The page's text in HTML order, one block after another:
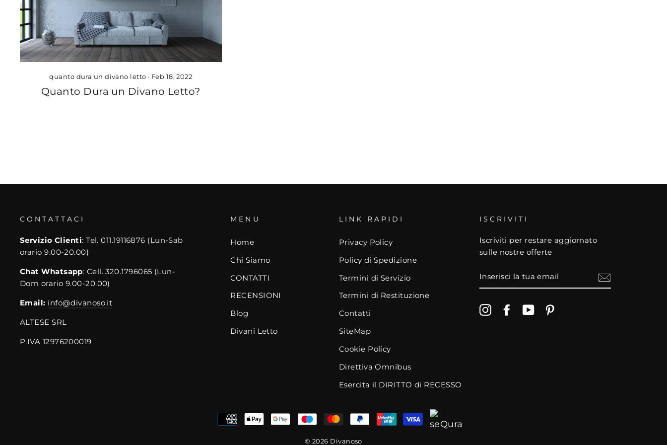
quanto dura un divano letto · Feb 18, 2022
Quanto Dura un Divano Letto?
CONTATTACI
Servizio Clienti: Tel. 011.19116876 (Lun-Sab
orario 9.00-20.00)
Chat Whatsapp: Cell. 320.1796065 (Lun-
Dom orario 9.00-20.00)
Email: info@divanoso.it
ALTESE SRL
P.IVA 12976200019
MENU
Home
Chi Siamo
CONTATTI
RECENSIONI
Blog
Divani Letto
LINK RAPIDI
Privacy Policy
Policy di Spedizione
Termini di Servizio
Termini di Restituzione
Contatti
SiteMap
Cookie Policy
Direttiva Omnibus
Esercita il DIRITTO di RECESSO
ISCRIVITI
Iscriviti per restare aggiornato
sulle nostre offerte
LA
TUA
InstagramFacebook
YouTube
© 2026 Divanoso